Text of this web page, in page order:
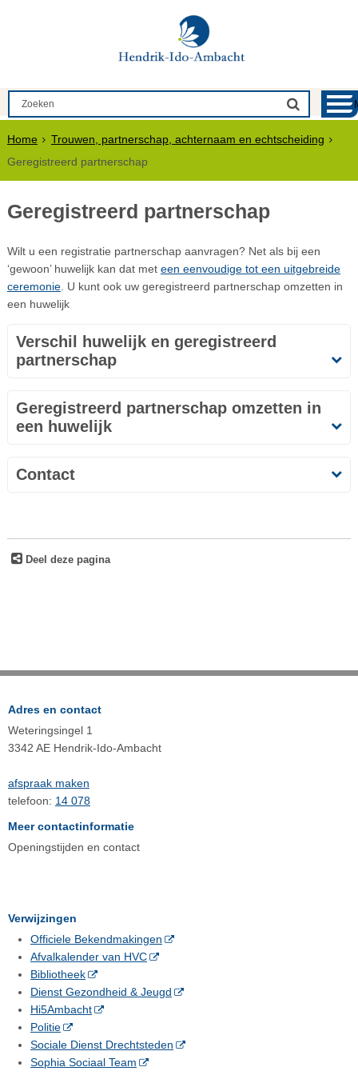
Home
Trouwen, partnerschap, achternaam en echtscheiding
Geregistreerd partnerschap
Geregistreerd partnerschap
Wilt u een registratie partnerschap aanvragen? Net als bij een
‘gewoon’ huwelijk kan dat met een eenvoudige tot een uitgebreide
ceremonie. U kunt ook uw geregistreerd partnerschap omzetten in
een huwelijk
Verschil huwelijk en geregistreerd
partnerschap
Geregistreerd partnerschap omzetten in
een huwelijk
Contact
Deel deze pagina
Adres en contact
Weteringsingel 1
3342 AE Hendrik-Ido-Ambacht
afspraak maken
telefoon: 14 078
Meer contactinformatie
Openingstijden en contact
Verwijzingen
Officiele Bekendmakingen
Afvalkalender van HVC
Bibliotheek
Dienst Gezondheid & Jeugd
Hi5Ambacht
Politie
Sociale Dienst Drechtsteden
Sophia Sociaal Team